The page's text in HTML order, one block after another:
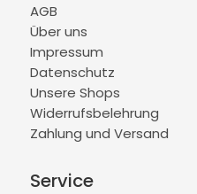
AGB
Über uns
Impressum
Datenschutz
Unsere Shops
Widerrufsbelehrung
Zahlung und Versand
Service